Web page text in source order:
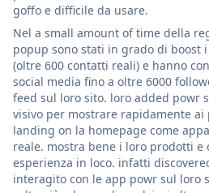
goffo e difficile da usare.
Nel a small amount of time della
popup sono stati in grado di boost
(oltre 600 contatti reali) e hanno
social media fino a oltre 6000
feed sul loro sito. loro added powr
visivo per mostrare rapidamente
landing on la homepage come
reale. mostra bene i loro prodotti
esperienza in loco. infatti
interagito con le app powr sul loro